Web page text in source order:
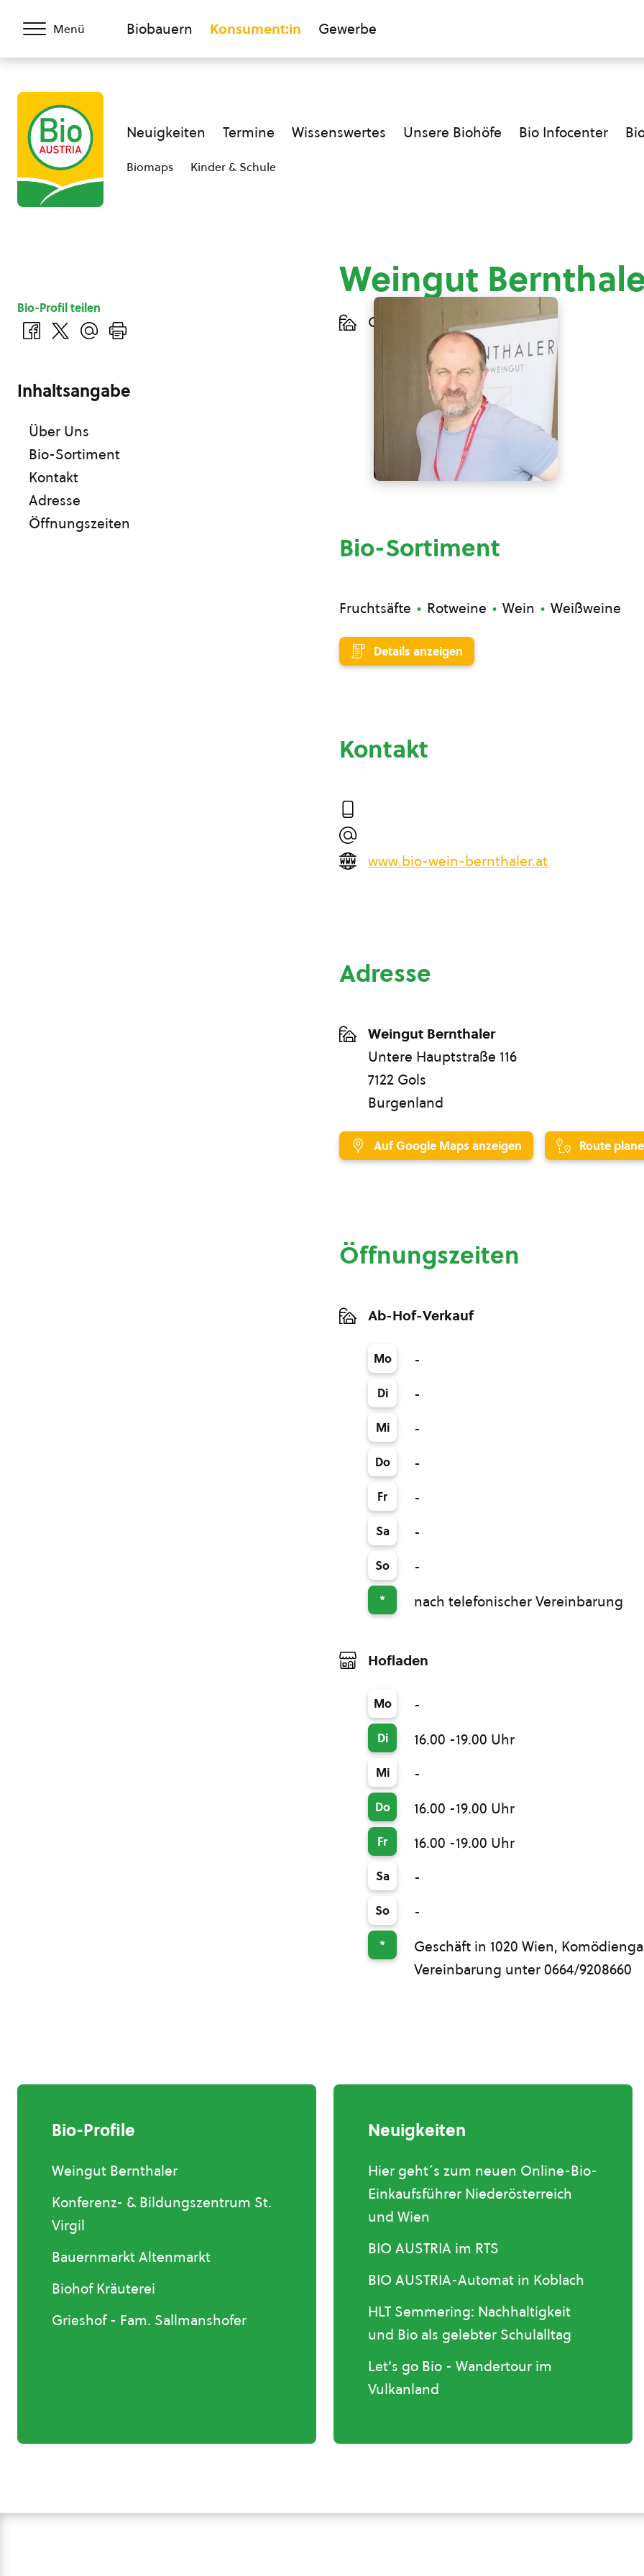
Menü Biobauern Konsument:in Gewerbe
Neuigkeiten Termine Wissenswertes Unsere Biohöfe Bio Infocenter
Biomaps Kinder & Schule
Weingut
Gols, Burgenland
Bio-Sortiment
Fruchtsäfte Rotweine Wein Weißweine
Details anzeigen
Kontakt
www.bio-wein-bernthaler.at
Adresse
Weingut Bernthaler
Untere Hauptstraße 116
7122 Gols
Burgenland
Auf Google Maps anzeigen Route
Öffnungszeiten
Ab-Hof-Verkauf
Mo -
Di -
Mi -
Do -
Fr -
Sa -
So -
* nach telefonischer Vereinbarung
Hofladen
Mo -
Di 16.00 -19.00 Uhr
Mi -
Do 16.00 -19.00 Uhr
Fr 16.00 -19.00 Uhr
Sa -
So -
*
Geschäft in 1020 Wien,
Vereinbarung unter 0664/9208660
Bio-Profil teilen
Inhaltsangabe
Über Uns
Bio-Sortiment
Kontakt
Adresse
Öffnungszeiten
Bio-Profile
Weingut Bernthaler
Konferenz- & Bildungszentrum St.
Virgil
Bauernmarkt Altenmarkt
Biohof Kräuterei
Grieshof - Fam. Sallmanshofer
Neuigkeiten
Hier geht´s zum neuen Online-Bio-
Einkaufsführer Niederösterreich
und Wien
BIO AUSTRIA im RTS
BIO AUSTRIA-Automat in Koblach
HLT Semmering: Nachhaltigkeit
und Bio als gelebter Schulalltag
Let's go Bio - Wandertour im
Vulkanland